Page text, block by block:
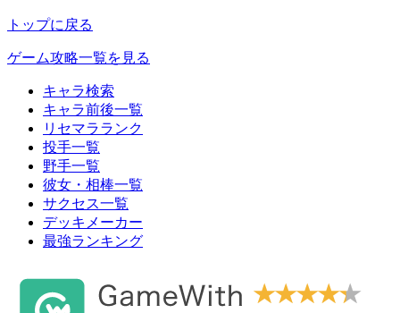
トップに戻る
ゲーム攻略一覧を見る
キャラ検索
キャラ前後一覧
リセマラランク
投手一覧
野手一覧
彼女・相棒一覧
サクセス一覧
デッキメーカー
最強ランキング